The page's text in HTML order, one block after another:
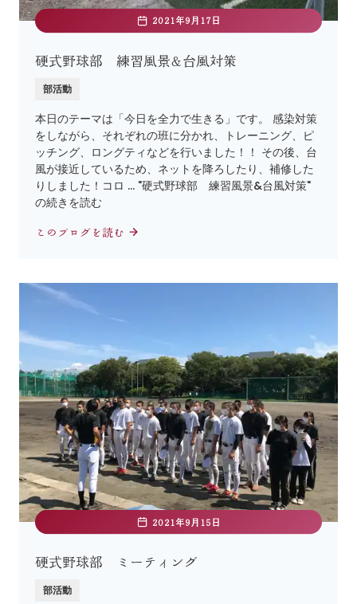
2021年9月17日
硬式野球部 練習風景&台風対策
部活動
本日のテーマは「今日を全力で生きる」です。 感染対策
をしながら、それぞれの班に分かれ、トレーニング、ピ
ッチング、ロングティなどを行いました！！ その後、台
風が接近しているため、ネットを降ろしたり、補修した
りしました！コロ … "硬式野球部 練習風景&台風対策"
の続きを読む
このブログを読む
2021年9月15日
硬式野球部 ミーティング
部活動